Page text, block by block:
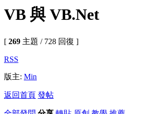
VB 與 VB.Net
[ 269 主題 / 728 回復 ]
RSS
版主: Min
返回首頁 發帖